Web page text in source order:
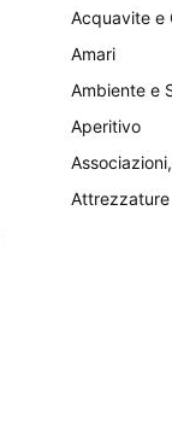
Acquavite e
Amari
Ambiente e
Aperitivo
Attrezzature